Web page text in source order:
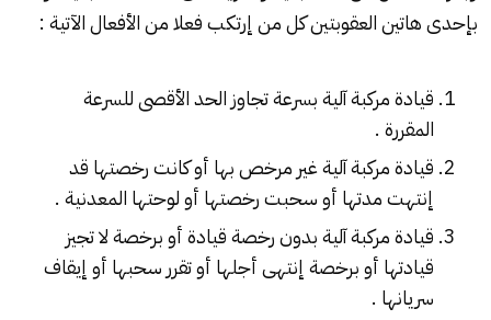
بإحدى هاتين العقوبتين كل من إرتكب فعلا من الأفعال الآتية :
قيادة مركبة آلية بسرعة تجاوز الحد الأقصى للسرعة
المقررة .
قيادة مركبة آلية غير مرخص بها أو كانت رخصتها قد
إنتهت مدتها أو سحبت رخصتها أو لوحتها المعدنية .
قيادة مركبة آلية بدون رخصة قيادة أو برخصة لا تجيز
قيادتها أو برخصة إنتهى أجلها أو تقرر سحبها أو إيقاف
سريانها .